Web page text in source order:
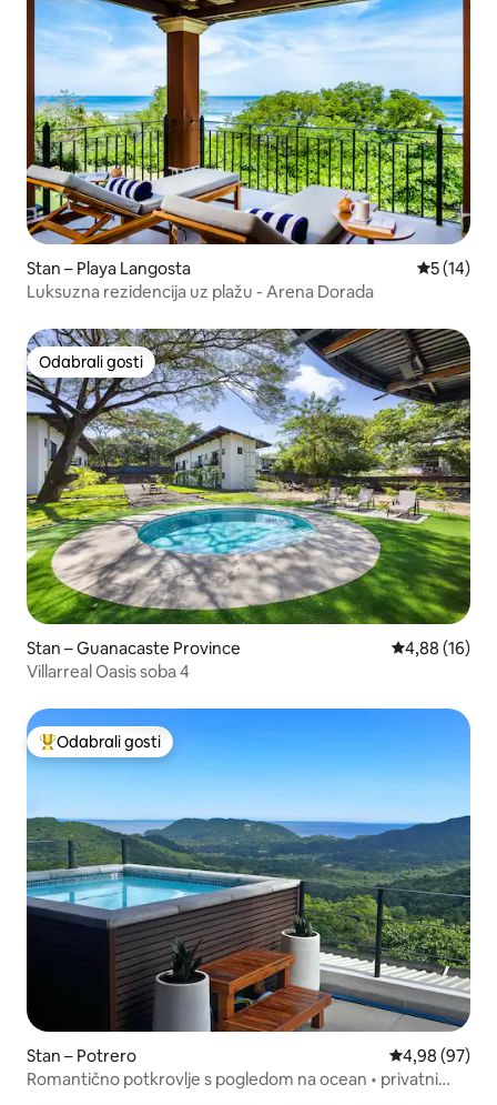
Stan – Playa Langosta Prosječna
5 (14)
Luksuzna rezidencija uz plažu - Arena Dorada
Odabrali gosti
Odabrali gosti
Stan – Guanacaste Province Prosječna
4,88 (16)
Villarreal Oasis soba 4
Među najviše rangiranima s oznakom „Odabrali gosti”
Odabrali gosti
Stan – Potrero Prosječna
4,98 (97)
Romantično potkrovlje s pogledom na ocean • privatni